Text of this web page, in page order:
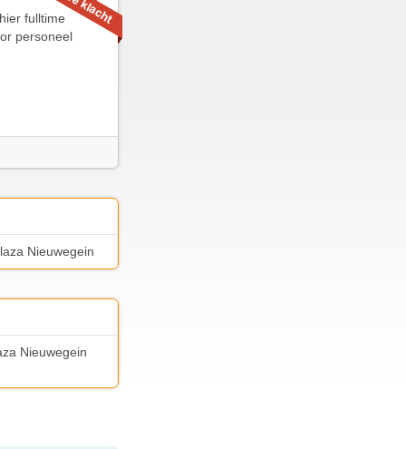
fulltime
personeel
Nieuwegein
Nieuwegein